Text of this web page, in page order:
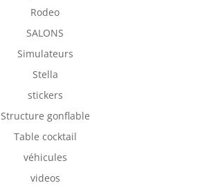
Rodeo
SALONS
Simulateurs
Stella
stickers
Structure gonflable
Table cocktail
véhicules
videos